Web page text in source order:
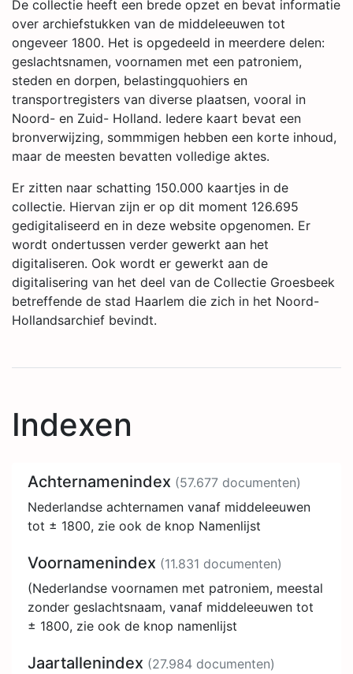
De collectie heeft een brede opzet en bevat informatie
over archiefstukken van de middeleeuwen tot
ongeveer 1800. Het is opgedeeld in meerdere delen:
geslachtsnamen, voornamen met een patroniem,
steden en dorpen, belastingquohiers en
transportregisters van diverse plaatsen, vooral in
Noord- en Zuid- Holland. Iedere kaart bevat een
bronverwijzing, sommmigen hebben een korte inhoud,
maar de meesten bevatten volledige aktes.
Er zitten naar schatting 150.000 kaartjes in de
collectie. Hiervan zijn er op dit moment 126.695
gedigitaliseerd en in deze website opgenomen. Er
wordt ondertussen verder gewerkt aan het
digitaliseren. Ook wordt er gewerkt aan de
digitalisering van het deel van de Collectie Groesbeek
betreffende de stad Haarlem die zich in het Noord-
Hollandsarchief bevindt.
Indexen
Achternamenindex (57.677 documenten)
Nederlandse achternamen vanaf middeleeuwen
tot ± 1800, zie ook de knop Namenlijst
Voornamenindex (11.831 documenten)
(Nederlandse voornamen met patroniem, meestal
zonder geslachtsnaam, vanaf middeleeuwen tot
± 1800, zie ook de knop namenlijst
Jaartallenindex (27.984 documenten)